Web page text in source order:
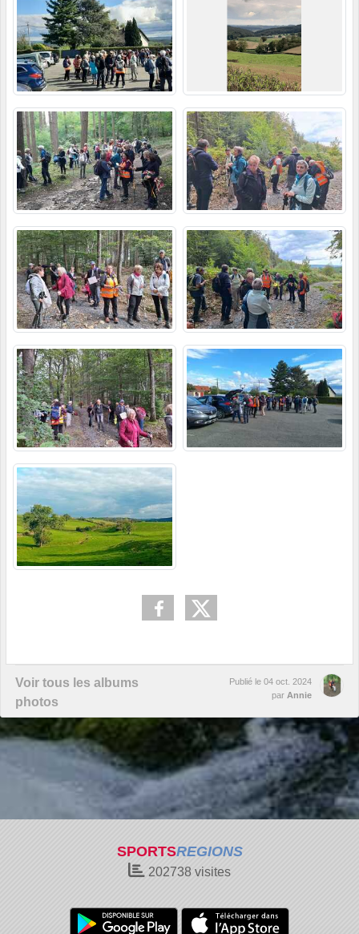
Voir tous les albums
photos
Publié le 04 oct. 2024
par Annie
SPORTSREGIONS
202738 visites